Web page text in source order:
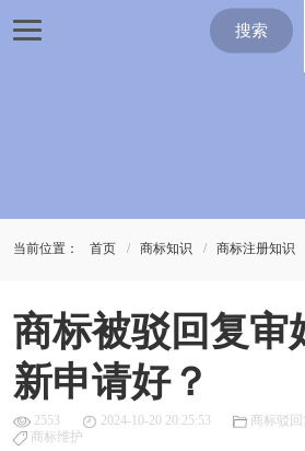
搜索
当前位置： 首页 商标知识 商标注册知识
商标被驳回复审
新申请好？
2553 2024-10-20 20:25:53 商标驳
商标维护